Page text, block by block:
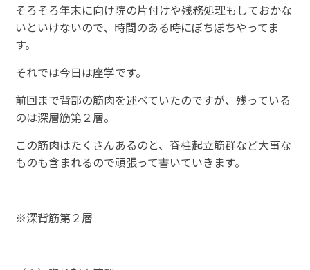
そろそろ年末に向け院の片付けや残務処理もしておかな
いといけないので、時間のある時にぼちぼちやってま
す。
それでは今日は座学です。
前回まで背部の筋肉を述べていたのですが、残っている
のは深層筋第２層。
この筋肉はたくさんあるのと、脊柱起立筋群など大事な
ものも含まれるので頑張って書いていきます。
※深背筋第２層